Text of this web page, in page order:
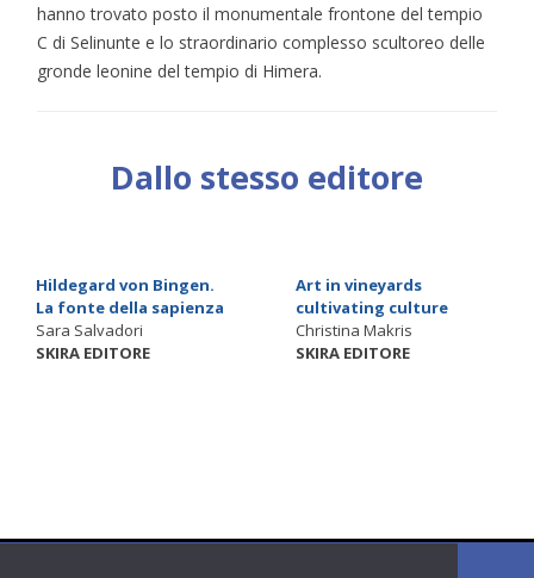
hanno trovato posto il monumentale frontone del tempio
C di Selinunte e lo straordinario complesso scultoreo delle
gronde leonine del tempio di Himera.
Dallo stesso editore
Hildegard von Bingen.
La fonte della sapienza
Sara Salvadori
SKIRA EDITORE
Art in vineyards
cultivating culture
Christina Makris
SKIRA EDITORE